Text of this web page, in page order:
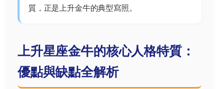
質，正是上升金牛的典型寫照。
上升星座金牛的核心人格特質：
優點與缺點全解析